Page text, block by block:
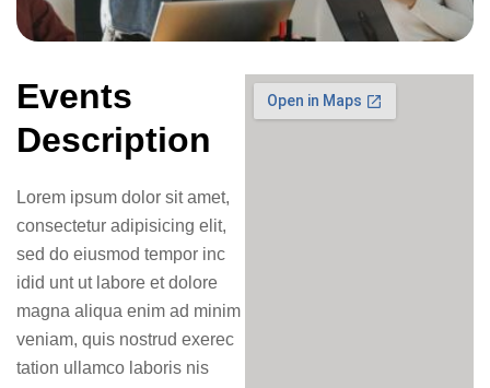
Events
Description
Lorem ipsum dolor sit amet,
consectetur adipisicing elit,
sed do eiusmod tempor inc
idid unt ut labore et dolore
magna aliqua enim ad minim
veniam, quis nostrud exerec
tation ullamco laboris nis